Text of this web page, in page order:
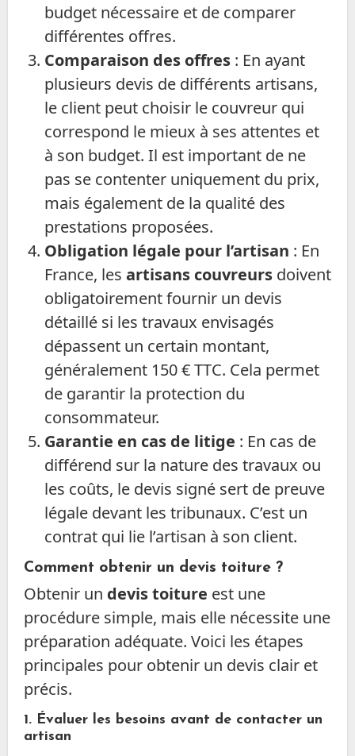
budget nécessaire et de comparer
différentes offres.
Comparaison des offres: En ayant
plusieurs devis de différents artisans,
le client peut choisir le couvreur qui
correspond le mieux à ses attentes et
à son budget. Il est important de ne
pas se contenter uniquement du prix,
mais également de la qualité des
prestations proposées.
Obligation légale pour l’artisan : En
France, les artisans couvreursdoivent
obligatoirement fournir un devis
détaillé si les travaux envisagés
dépassent un certain montant,
généralement 150 € TTC. Cela permet
de garantir la protection du
consommateur.
Garantie en cas de litige : En cas de
différend sur la nature des travaux ou
les coûts, le devis signé sert de preuve
légale devant les tribunaux. C’est un
contrat qui lie l’artisan à son client.
Comment obtenir un devis toiture ?
Obtenir un devis toiture est une
procédure simple, mais elle nécessite une
préparation adéquate. Voici les étapes
principales pour obtenir un devis clair et
précis.
1. Évaluer les besoins avant de contacter un
artisan